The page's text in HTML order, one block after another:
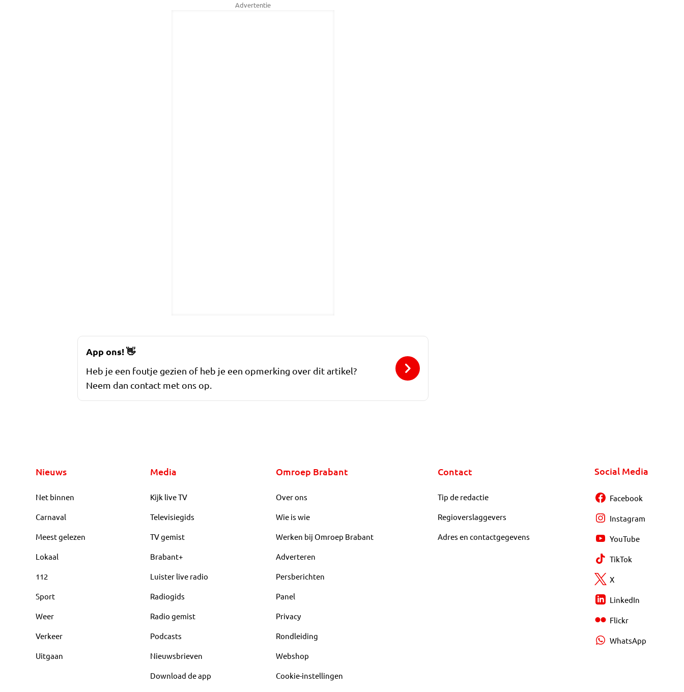
Advertentie
App ons!👋
Heb je een foutje gezien of heb je een opmerking over dit artikel?
Neem dan contact met ons op.
Nieuws
Net binnen
Carnaval
Meest gelezen
Lokaal
112
Sport
Weer
Verkeer
Uitgaan
Media
Kijk live TV
Televisiegids
TV gemist
Brabant+
Luister live radio
Radiogids
Radio gemist
Podcasts
Nieuwsbrieven
Download de app
Omroep Brabant
Over ons
Wie is wie
Werken bij Omroep Brabant
Adverteren
Persberichten
Panel
Privacy
Rondleiding
Webshop
Cookie-instellingen
Contact
Tip de redactie
Regioverslaggevers
Adres en contactgegevens
Social Media
Facebook
Instagram
YouTube
TikTok
X
LinkedIn
Flickr
WhatsApp